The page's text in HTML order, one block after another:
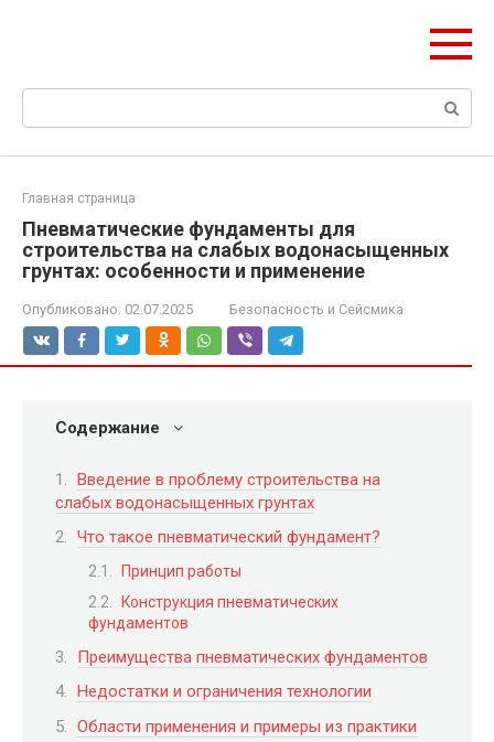
Поиск:
Главная страница
Пневматические фундаменты для
строительства на слабых водонасыщенных
грунтах: особенности и применение
Опубликовано: 02.07.2025 Безопасность и Сейсмика
Содержание
Введение в проблему строительства на
слабых водонасыщенных грунтах
Что такое пневматический фундамент?
Принцип работы
Конструкция пневматических
фундаментов
Преимущества пневматических фундаментов
Недостатки и ограничения технологии
Области применения и примеры из практики